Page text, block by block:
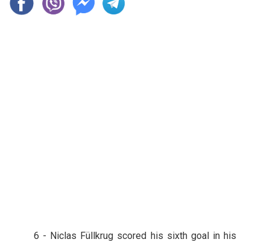
6 - Niclas Füllkrug scored his sixth goal in his